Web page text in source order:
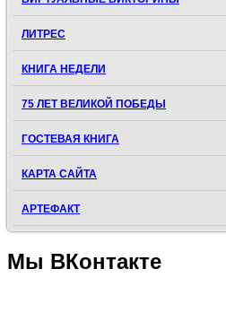
ЛИТРЕС
КНИГА НЕДЕЛИ
75 ЛЕТ ВЕЛИКОЙ ПОБЕДЫ
ГОСТЕВАЯ КНИГА
КАРТА САЙТА
АРТЕФАКТ
Мы ВКонтакте